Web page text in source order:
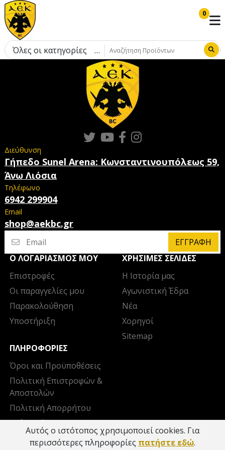
0
Όλες οι κατηγορίες
Διεύθυνση
Γήπεδο Sunel Arena: Κωνσταντινουπόλεως 59,
Άνω Λιόσια
Τηλέφωνο
6942 299904
Email
shop@aekbc.gr
ΕΓΓΡΑΦΉ
Ο ΛΟΓΑΡΙΑΣΜΌΣ ΜΟΥ
Επιστροφές
Οι παραγγελίες μου
Παρακολούθηση
Υποστήριξη
ΧΡΉΣΙΜΕΣ ΣΕΛΊΔΕΣ
Η Ιστορία μας
Αγωνιστική Έδρα
Νέα
Χορηγοί
Sitemap
ΠΛΗΡΟΦΟΡΊΕΣ
Όροι και Προϋποθέσεις
Πολιτική Επιστροφών &
Αποστολών
Πολιτική Απορρήτου
Πολιτική Cookies
Επικοινωνία
Αυτός ο ιστότοπος χρησιμοποιεί cookies. Για
περισσότερες πληροφορίες πατήστε εδώ.